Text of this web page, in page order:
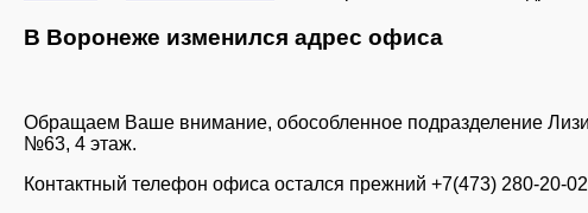
В Воронеже изменился адрес офиса
Обращаем Ваше внимание, обособленное подразделение
№63, 4 этаж.
Контактный телефон офиса остался прежний +7(473) 280-20-02